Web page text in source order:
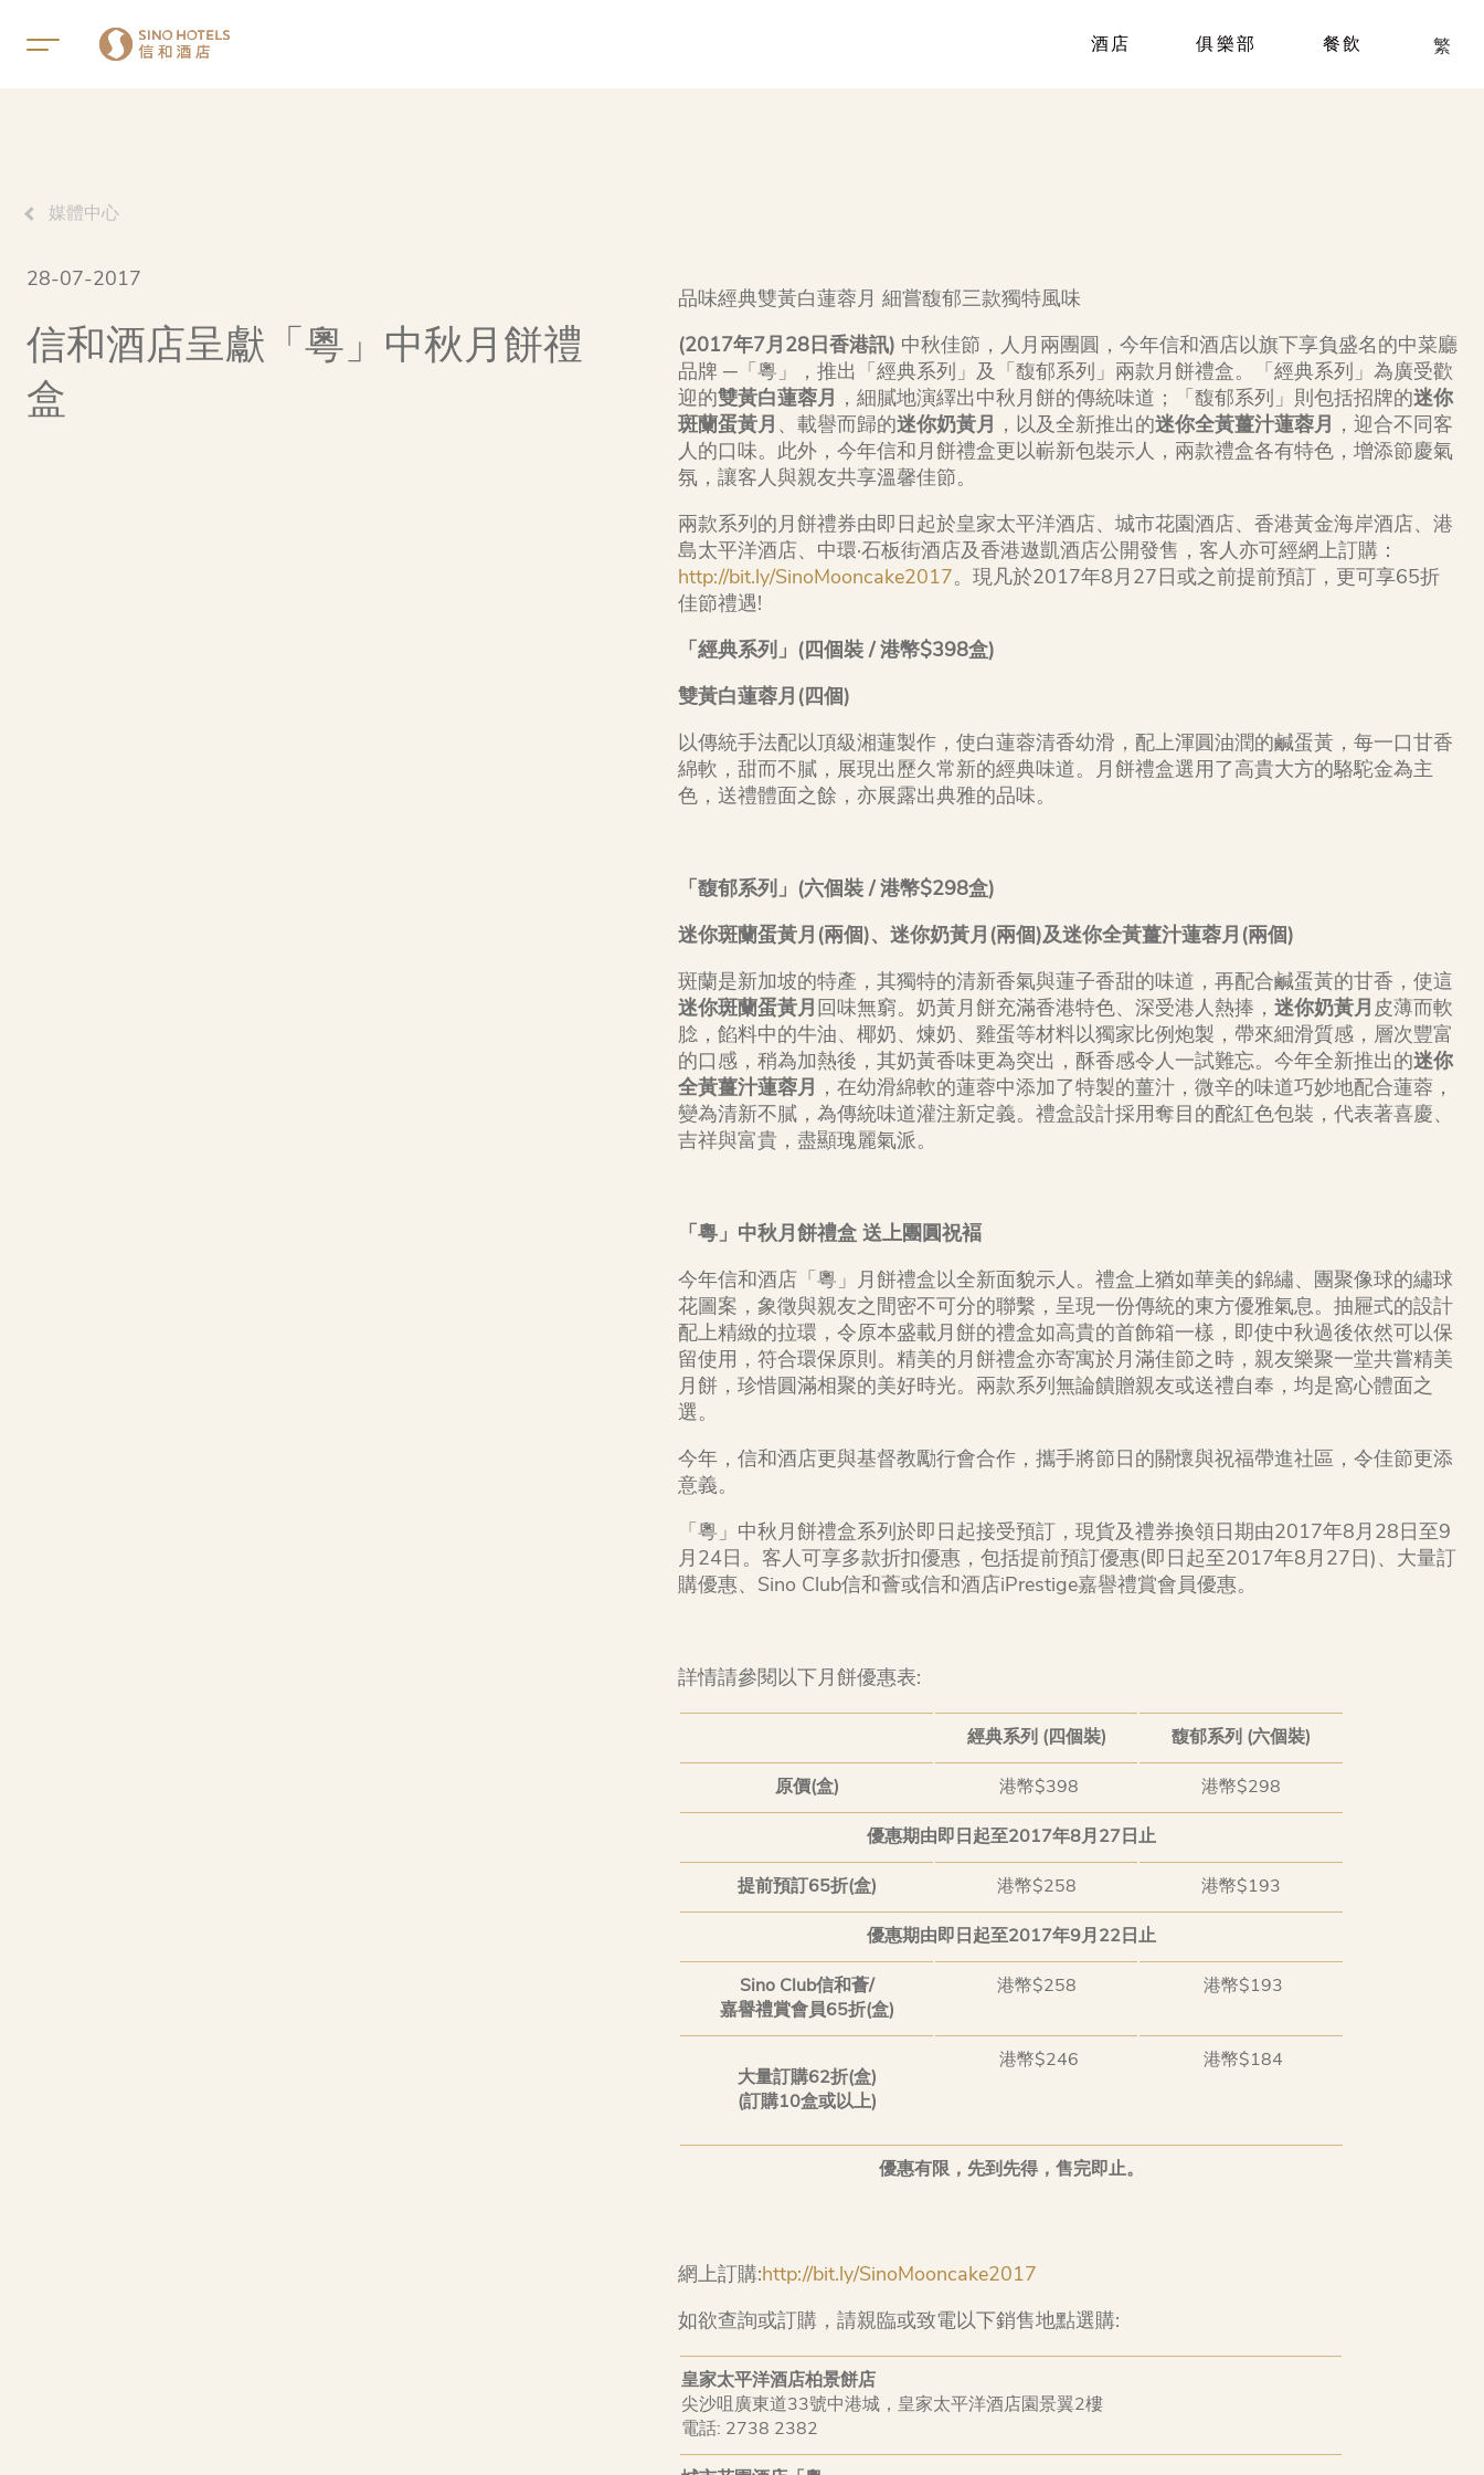
繁
酒店 俱樂部 餐飲
媒體中心
28-07-2017
信和酒店呈獻「粵」中秋月餅禮
盒
品味經典雙黃白蓮蓉月 細嘗馥郁三款獨特風味
(2017年7月28日香港訊) 中秋佳節，人月兩團圓，今年信和酒店以旗下享負盛名的中菜廳
品牌 ─「粵」，推出「經典系列」及「馥郁系列」兩款月餅禮盒。「經典系列」為廣受歡
迎的雙黃白蓮蓉月 ，細膩地演繹出中秋月餅的傳統味道；「馥郁系列」則包括招牌的迷你
斑蘭蛋黃月 、載譽而歸的迷你奶黃月 ，以及全新推出的迷你全黃薑汁蓮蓉月 ，迎合不同客
人的口味。此外，今年信和月餅禮盒更以嶄新包裝示人，兩款禮盒各有特色，增添節慶氣
氛，讓客人與親友共享溫馨佳節。
兩款系列的月餅禮券由即日起於皇家太平洋酒店、城市花園酒店、香港黃金海岸酒店、港
島太平洋酒店、中環·石板街酒店及香港遨凱酒店公開發售，客人亦可經網上訂購：
http://bit.ly/SinoMooncake2017。現凡於2017年8月27日或之前提前預訂，更可享65折
佳節禮遇!
「經典系列」 (四個裝 / 港幣$398盒)
雙黃白蓮蓉月 (四個)
以傳統手法配以頂級湘蓮製作，使白蓮蓉清香幼滑，配上渾圓油潤的鹹蛋黃，每一口甘香
綿軟，甜而不膩，展現出歷久常新的經典味道。月餅禮盒選用了高貴大方的駱駝金為主
色，送禮體面之餘，亦展露出典雅的品味。
「馥郁系列」 (六個裝 / 港幣$298盒)
迷你斑蘭蛋黃月 (兩個)、迷你奶黃月 (兩個)及迷你全黃薑汁蓮蓉月 (兩個)
斑蘭是新加坡的特產，其獨特的清新香氣與蓮子香甜的味道，再配合鹹蛋黃的甘香，使這
迷你斑蘭蛋黃月回味無窮。奶黃月餅充滿香港特色、深受港人熱捧，迷你奶黃月皮薄而軟
腍，餡料中的牛油、椰奶、煉奶、雞蛋等材料以獨家比例炮製，帶來細滑質感，層次豐富
的口感，稍為加熱後，其奶黃香味更為突出，酥香感令人一試難忘。今年全新推出的迷你
全黃薑汁蓮蓉月 ，在幼滑綿軟的蓮蓉中添加了特製的薑汁，微辛的味道巧妙地配合蓮蓉，
變為清新不膩，為傳統味道灌注新定義。禮盒設計採用奪目的酡紅色包裝，代表著喜慶、
吉祥與富貴，盡顯瑰麗氣派。
「粵」中秋月餅禮盒 送上團圓祝褔
今年信和酒店「粵」月餅禮盒以全新面貌示人。禮盒上猶如華美的錦繡、團聚像球的繡球
花圖案，象徵與親友之間密不可分的聯繫，呈現一份傳統的東方優雅氣息。抽屜式的設計
配上精緻的拉環，令原本盛載月餅的禮盒如高貴的首飾箱一樣，即使中秋過後依然可以保
留使用，符合環保原則。精美的月餅禮盒亦寄寓於月滿佳節之時，親友樂聚一堂共嘗精美
月餅，珍惜圓滿相聚的美好時光。兩款系列無論饋贈親友或送禮自奉，均是窩心體面之
選。
今年，信和酒店更與基督教勵行會合作，攜手將節日的關懷與祝福帶進社區，令佳節更添
意義。
「粵」中秋月餅禮盒系列於即日起接受預訂，現貨及禮券換領日期由2017年8月28日至9
月24日。客人可享多款折扣優惠，包括提前預訂優惠(即日起至2017年8月27日)、大量訂
購優惠、Sino Club信和薈或信和酒店iPrestige嘉譽禮賞會員優惠。
詳情請參閱以下月餅優惠表:
經典系列 (四個裝) 馥郁系列 (六個裝)
原價(盒) 港幣$398 港幣$298
優惠期由即日起至2017年8月27日止
提前預訂65折(盒) 港幣$258 港幣$193
優惠期由即日起至2017年9月22日止
Sino Club信和薈/
嘉譽禮賞會員65折(盒)
港幣$258 港幣$193
大量訂購62折(盒)
(訂購10盒或以上)
港幣$246 港幣$184
優惠有限，先到先得，售完即止。
網上訂購:http://bit.ly/SinoMooncake2017
如欲查詢或訂購，請親臨或致電以下銷售地點選購:
皇家太平洋酒店柏景餅店
尖沙咀廣東道33號中港城，皇家太平洋酒店園景翼2樓
電話: 2738 2382